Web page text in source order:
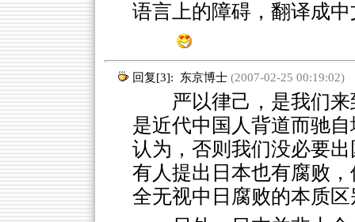
语言上的障碍，翻译成
回复[3]: 东京博士(2007-02-25 00:19:02)
严以律己，是我们来
是近代中国人背道而驰
认为，否则我们没必要
有人提出日本也有腐败
全无视中日腐败的本质区